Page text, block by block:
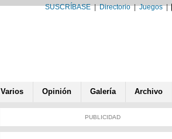
SUSCRÍBASE|Directorio|Juegos|
Varios Opinión Galería Archivo
PUBLICIDAD